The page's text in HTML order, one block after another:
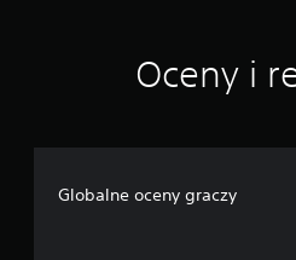
Oceny i
Globalne oceny graczy